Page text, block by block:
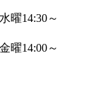
曜14:30～
曜14:00～